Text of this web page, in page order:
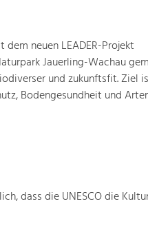
neuen LEADER-Projekt
Jauerling-Wachau
und zukunftsfit. Ziel
Bodengesundheit und
dass die UNESCO die